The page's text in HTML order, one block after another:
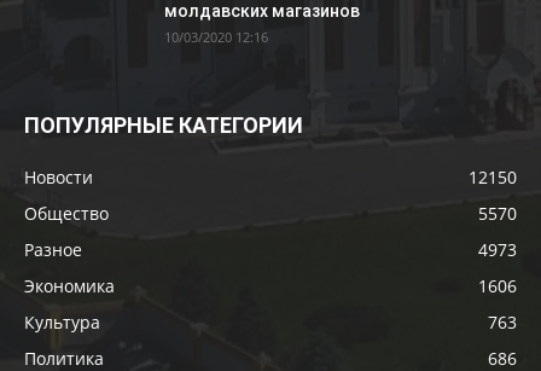
молдавских магазинов
10/03/2020 12:16
ПОПУЛЯРНЫЕ КАТЕГОРИИ
Новости
12150
Общество
5570
Разное
4973
Экономика
1606
Культура
763
Политика
686